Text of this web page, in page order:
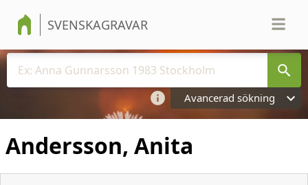
SVENSKAGRAVAR
Avancerad sökning
Andersson, Anita